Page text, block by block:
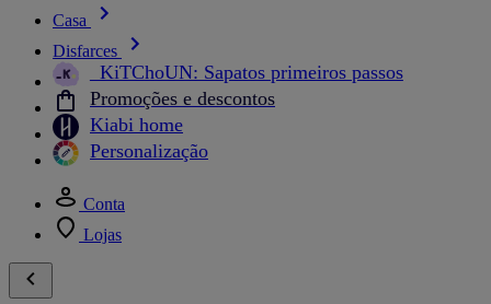
Casa
Disfarces
_KiTChoUN: Sapatos primeiros passos
Promoções e descontos
Kiabi home
Personalização
Conta
Lojas